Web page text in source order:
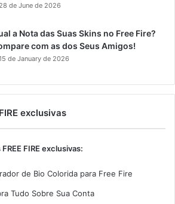
28 de June de 2026
a Nota das Suas Skins no Free Fire?
com as dos Seus Amigos!
de January de 2026
exclusivas
FIRE exclusivas:
de Bio Colorida para Free Fire
Tudo Sobre Sua Conta